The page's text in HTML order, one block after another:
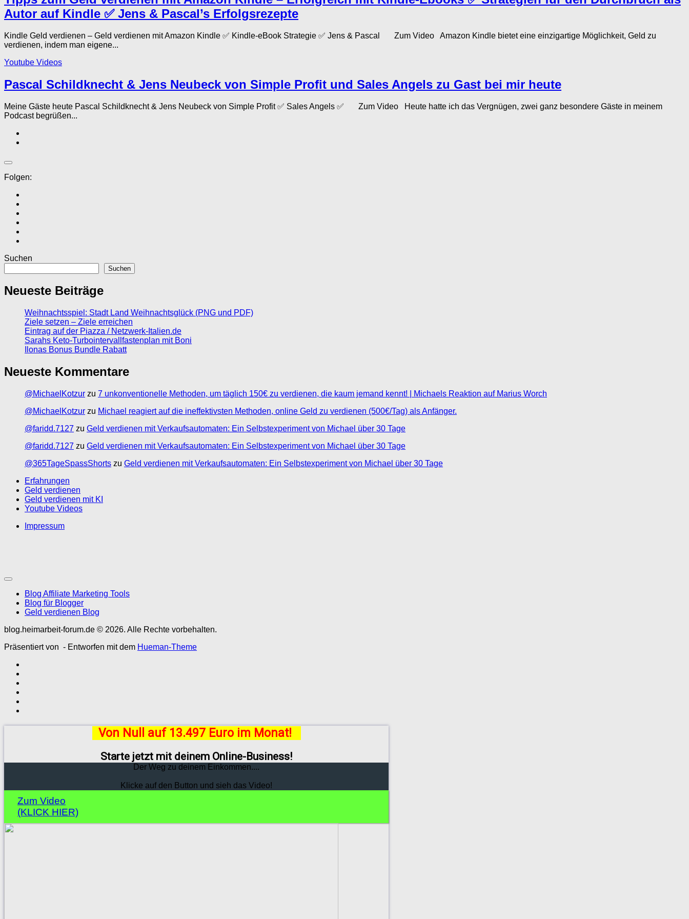
Autor auf Kindle ✅ Jens & Pascal’s Erfolgsrezepte
Kindle Geld verdienen – Geld verdienen mit Amazon Kindle ✅ Kindle-eBook Strategie ✅ Jens & Pascal Zum Video Amazon Kindle bietet eine einzigartige Möglichkeit, Geld zu
verdienen, indem man eigene...
Youtube Videos
Pascal Schildknecht & Jens Neubeck von Simple Profit und Sales Angels zu Gast bei mir heute
Meine Gäste heute Pascal Schildknecht & Jens Neubeck von Simple Profit ✅ Sales Angels ✅ Zum Video Heute hatte ich das Vergnügen, zwei ganz besondere Gäste in meinem
Podcast begrüßen...
Folgen:
Suchen
Suchen
Neueste Beiträge
Weihnachtsspiel: Stadt Land Weihnachtsglück (PNG und PDF)
Ziele setzen – Ziele erreichen
Eintrag auf der Piazza / Netzwerk-Italien.de
Sarahs Keto-Turbointervallfastenplan mit Boni
Ilonas Bonus Bundle Rabatt
Neueste Kommentare
@MichaelKotzur zu 7 unkonventionelle Methoden, um täglich 150€ zu verdienen, die kaum jemand kennt! | Michaels Reaktion auf Marius Worch
@MichaelKotzur zu Michael reagiert auf die ineffektivsten Methoden, online Geld zu verdienen (500€/Tag) als Anfänger.
@faridd.7127 zu Geld verdienen mit Verkaufsautomaten: Ein Selbstexperiment von Michael über 30 Tage
@faridd.7127 zu Geld verdienen mit Verkaufsautomaten: Ein Selbstexperiment von Michael über 30 Tage
@365TageSpassShorts zu Geld verdienen mit Verkaufsautomaten: Ein Selbstexperiment von Michael über 30 Tage
Erfahrungen
Geld verdienen
Geld verdienen mit KI
Youtube Videos
Impressum
Blog Affiliate Marketing Tools
Blog für Blogger
Geld verdienen Blog
blog.heimarbeit-forum.de © 2026. Alle Rechte vorbehalten.
Präsentiert von - Entworfen mit dem Hueman-Theme
Von Null auf 13.497 Euro im Monat!
Starte jetzt mit deinem Online-Business!
Der Weg zu deinem Einkommen....
Klicke auf den Button und sieh das Video!
Zum Video
(KLICK HIER)